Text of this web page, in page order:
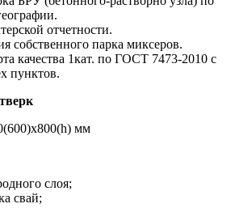
отчетности.
собственного парка миксеров.
качества 1кат. по ГОСТ 7473-2010 с
пунктов.
мм
слоя;
свай;